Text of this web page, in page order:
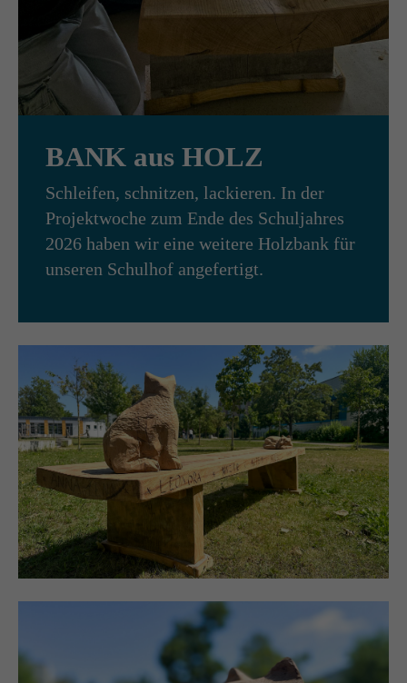
Have any questions?
+44 1234 567 890
Drop us a line
info@yourdomain.com
About us
Lorem ipsum dolor sit amet, consectetuer adipiscing
elit.
Aenean commodo ligula eget dolor. Aenean massa.
montes, nascetur ridiculus mus. Donec quam felis,
BANK aus HOLZ
Schleifen, schnitzen, lackieren. In der
Projektwoche zum Ende des Schuljahres
2026 haben wir eine weitere Holzbank für
unseren Schulhof angefertigt.